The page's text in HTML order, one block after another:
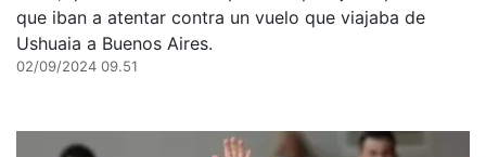
que iban a atentar contra un vuelo que viajaba de
Ushuaia a Buenos Aires.
02/09/2024 09.51